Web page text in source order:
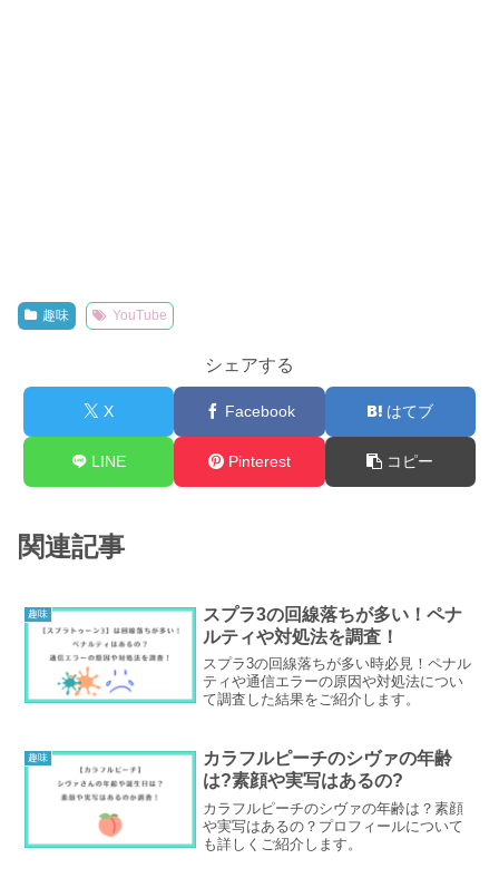
趣味 YouTube
シェアする
X Facebook はてブ
LINE Pinterest コピー
関連記事
趣味
スプラ3の回線落ちが多い！ペナ
ルティや対処法を調査！
スプラ3の回線落ちが多い時必見！ペナル
ティや通信エラーの原因や対処法につい
て調査した結果をご紹介します。
趣味
カラフルピーチのシヴァの年齢
は?素顔や実写はあるの?
カラフルピーチのシヴァの年齢は？素顔
や実写はあるの？プロフィールについて
も詳しくご紹介します。